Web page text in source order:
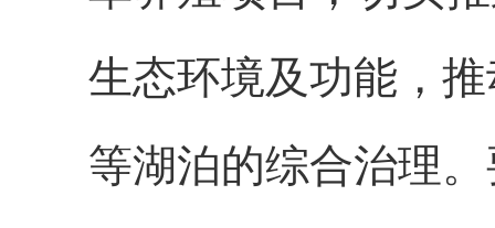
生态环境及功能，
等湖泊的综合治理